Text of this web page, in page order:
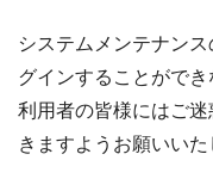
システムメンテナン
グインすることができ
利用者の皆様にはご
きますようお願いいた